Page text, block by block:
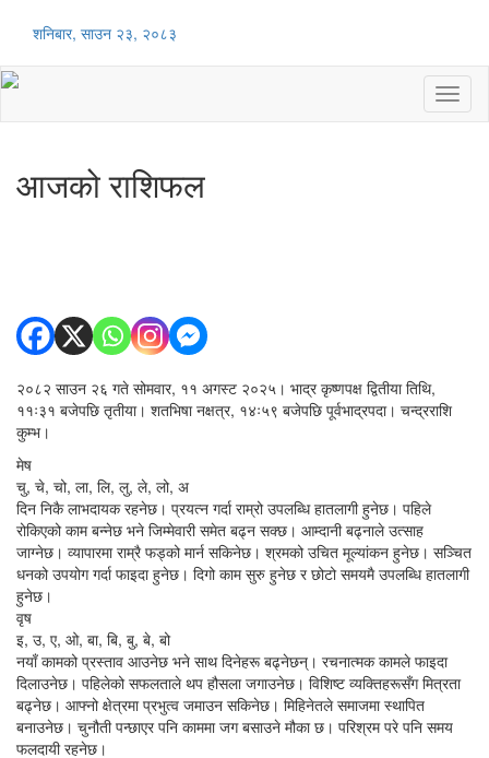
शनिबार, साउन २३, २०८३
आजको राशिफल
२०८२ साउन २६ गते सोमवार, ११ अगस्ट २०२५। भाद्र कृष्णपक्ष द्वितीया तिथि,
११ः३१ बजेपछि तृतीया। शतभिषा नक्षत्र, १४ः५९ बजेपछि पूर्वभाद्रपदा। चन्द्रराशि
कुम्भ।
मेष
चु, चे, चो, ला, लि, लु, ले, लो, अ
दिन निकै लाभदायक रहनेछ। प्रयत्न गर्दा राम्रो उपलब्धि हातलागी हुनेछ। पहिले
रोकिएको काम बन्नेछ भने जिम्मेवारी समेत बढ्न सक्छ। आम्दानी बढ्नाले उत्साह
जाग्नेछ। व्यापारमा राम्रै फड्को मार्न सकिनेछ। श्रमको उचित मूल्यांकन हुनेछ। सञ्चित
धनको उपयोग गर्दा फाइदा हुनेछ। दिगो काम सुरु हुनेछ र छोटो समयमै उपलब्धि हातलागी
हुनेछ।
वृष
इ, उ, ए, ओ, बा, बि, बु, बे, बो
नयाँ कामको प्रस्ताव आउनेछ भने साथ दिनेहरू बढ्नेछन्। रचनात्मक कामले फाइदा
दिलाउनेछ। पहिलेको सफलताले थप हौसला जगाउनेछ। विशिष्ट व्यक्तिहरूसँग मित्रता
बढ्नेछ। आफ्नो क्षेत्रमा प्रभुत्व जमाउन सकिनेछ। मिहिनेतले समाजमा स्थापित
बनाउनेछ। चुनौती पन्छाएर पनि काममा जग बसाउने मौका छ। परिश्रम परे पनि समय
फलदायी रहनेछ।